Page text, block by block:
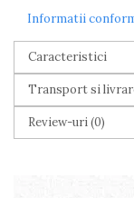
Informatii
Caracteristici
Transport si
Review-uri(0)